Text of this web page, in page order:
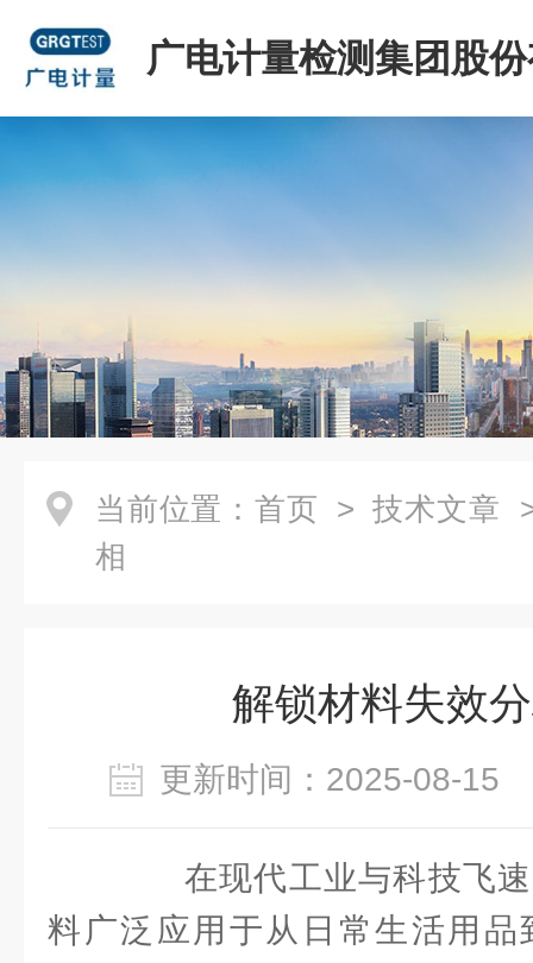
广电计量检测集团股
司
当前位置： 首页 > 技术文章
相
解锁材料失效
更新时间：2025-08-
在现代工业与科技飞速
料广泛应用于从日常生活用品